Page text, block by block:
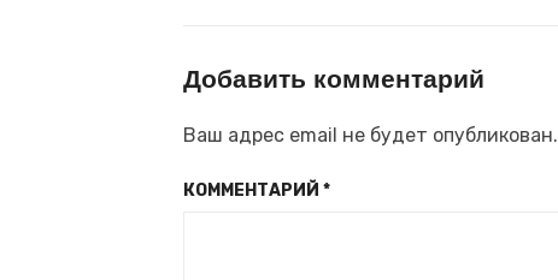
Добавить комментарий
Ваш адрес email не будет опубликован.
КОММЕНТАРИЙ *